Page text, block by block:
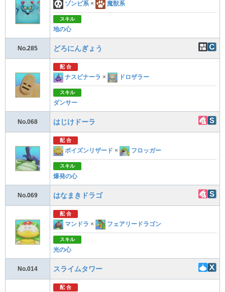
ゾンビ系 × 魔獣系
スキル
地の心
No.285 どろにんぎょう
配 合
ナスビナーラ × ドロザラー
スキル
ダンサー
No.068 はじけドーラ
配 合
ポイズンリザード × フロッガー
スキル
爆発の心
No.069 はなまきドラゴ
配 合
マンドラ × フェアリードラゴン
スキル
光の心
No.014 スライムタワー
配 合